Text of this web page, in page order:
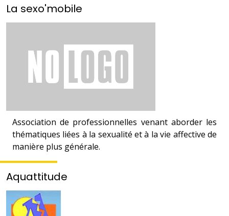
La sexo'mobile
Association de professionnelles venant aborder les
thématiques liées à la sexualité et à la vie affective de
manière plus générale.
Aquattitude